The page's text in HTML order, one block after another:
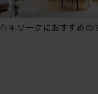
在宅ワークにおすすめの